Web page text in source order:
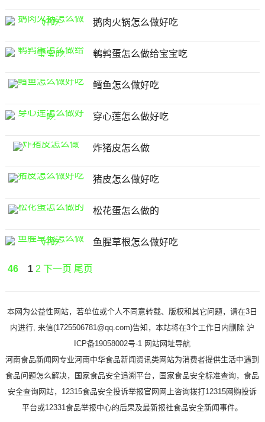
鹅肉火锅怎么做好吃
鹌鹑蛋怎么做给宝宝吃
鳕鱼怎么做好吃
穿心莲怎么做好吃
炸猪皮怎么做
猪皮怎么做好吃
松花蛋怎么做的
鱼腥草根怎么做好吃
46 1 2 下一页 尾页
本网为公益性网站，若单位或个人不同意转载、版权和其它问题，请在3日
内进行, 来信(1725506781@qq.com)告知，本站将在3个工作日内删除 沪
ICP备19058002号-1 网站网址导航
河南食品新闻网专业河南中华食品新闻资讯类网站为消费者提供生活中遇到
食品问题怎么解决，国家食品安全追溯平台，国家食品安全标准查询，食品
安全查询网站，12315食品安全投诉举报官网网上咨询拨打12315网购投诉
平台或12331食品举报中心的后果及最新报社食品安全新闻事件。